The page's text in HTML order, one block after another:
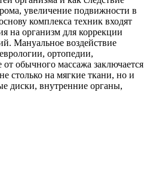
увеличение подвижности в
комплекса техник входят
на организм для коррекции
Мануальное воздействие
ортопедии,
обычного массажа заключается
столько на мягкие ткани, но и
диски, внутренние органы,